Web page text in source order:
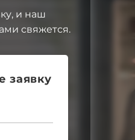
заявку
и наш
свяжется.